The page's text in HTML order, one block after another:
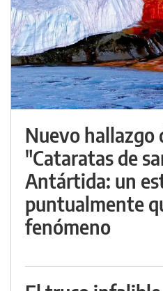
Nuevo hallazgo
"Cataratas de
Antártida: un
puntualmente
fenómeno